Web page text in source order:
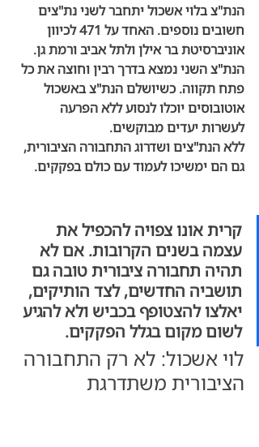
הנת"צ בלוי אשכול יתחבר לשני נת"צים
חשובים נוספים. האחד על 471 לכיוון
אוניברסיטת בר אילן ולתל אביב ורמת גן.
הנת"צ השני נמצא בדרך רבין וחוצה את כל
פתח תקווה. כשיושלם הנת"צ באשכול
אוטובוסים יוכלו לנסוע ללא הפרעה
לעשרות יעדים מבוקשים.
ללא הנת"צים ושדרוג התחבורה הציבורית,
גם הם ימשיכו לעמוד עם כולם בפקקים.
קרית אונו צפויה להכפיל את
עצמה בשנים הקרובות. אם לא
תהיה תחבורה ציבורית טובה גם
תושביה החדשים, לצד הותיקים,
יאלצו להצטופף בכביש ולא להגיע
לשום מקום בגלל הפקקים.
לוי אשכול: לא רק התחבורה
הציבורית משתדרגת